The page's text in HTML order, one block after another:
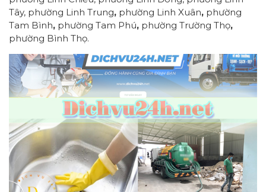
Tây, phường Linh Trung, phường Linh Xuân, phường
Tam Bình, phường Tam Phú, phường Trường Thọ,
phường Bình Thọ.